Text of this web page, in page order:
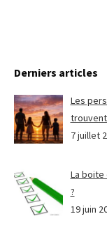
Derniers articles
Les
7 juillet
La
?
19 juin